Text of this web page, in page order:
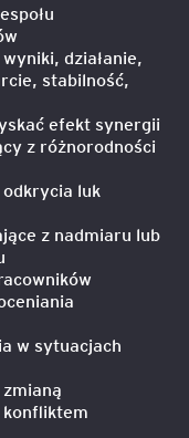
działanie,
stabilność,
efekt synergii
z różnorodności
luk
z nadmiaru lub
w sytuacjach